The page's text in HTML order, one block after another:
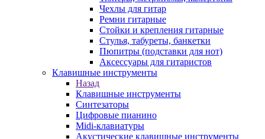
Чехлы для гитар
Ремни гитарные
Стойки и крепления гитарные
Стулья, табуреты, банкетки
Пюпитры (подставки для нот)
Аксессуары для гитаристов
Клавишные инструменты
Назад
Клавишные инструменты
Синтезаторы
Цифровые пианино
Midi-клавиатуры
Акустические клавишные инструменты